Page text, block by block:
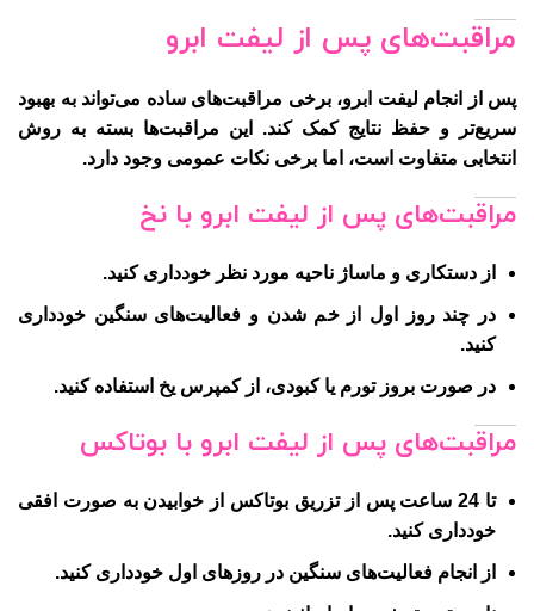
مراقبت‌های پس از لیفت ابرو
پس از انجام لیفت ابرو، برخی مراقبت‌های ساده می‌تواند به بهبود
سریع‌تر و حفظ نتایج کمک کند. این مراقبت‌ها بسته به روش
انتخابی متفاوت است، اما برخی نکات عمومی وجود دارد.
مراقبت‌های پس از لیفت ابرو با نخ
از دستکاری و ماساژ ناحیه مورد نظر خودداری کنید.
در چند روز اول از خم شدن و فعالیت‌های سنگین خودداری
کنید.
در صورت بروز تورم یا کبودی، از کمپرس یخ استفاده کنید.
مراقبت‌های پس از لیفت ابرو با بوتاکس
تا 24 ساعت پس از تزریق بوتاکس از خوابیدن به صورت افقی
خودداری کنید.
از انجام فعالیت‌های سنگین در روزهای اول خودداری کنید.